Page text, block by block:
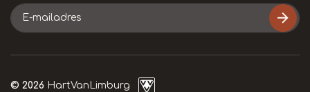
E-
mailadres
© 2026 HartVanLimburg